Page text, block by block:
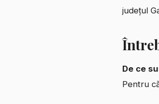
județul
De ce
Pentru